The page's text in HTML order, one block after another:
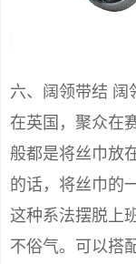
六、阔领带结 阔
在英国，聚众在
般都是将丝巾放
的话，将丝巾的
这种系法摆脱上
不俗气。可以搭